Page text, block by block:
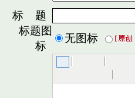
标 题
标题图
标
无图标